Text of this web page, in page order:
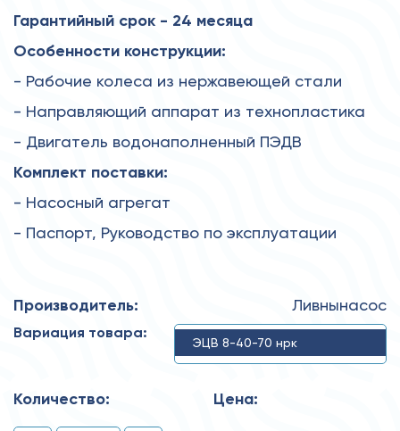
Гарантийный срок - 24 месяца
Особенности конструкции:
- Рабочие колеса из нержавеющей стали
- Направляющий аппарат из технопластика
- Двигатель водонаполненный ПЭДВ
Комплект поставки:
- Насосный агрегат
- Паспорт, Руководство по эксплуатации
Производитель: Ливнынасос
Вариация товара:
ЭЦВ 8-40-70 нрк
Количество: Цена: